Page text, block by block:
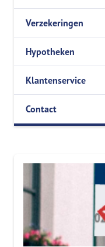
Verzekeringen
Hypotheken
Klantenservice
Contact